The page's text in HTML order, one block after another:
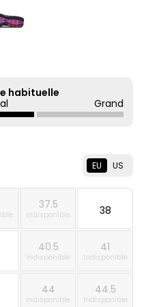
habituelle
Grand
EU US
37.5
Indisponible 38
40.5
Indisponible
41
Indisponible
44
Indisponible
44.5
Indisponible